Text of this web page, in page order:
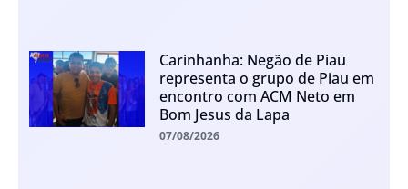
Carinhanha: Negão de Piau
representa o grupo de Piau em
encontro com ACM Neto em
Bom Jesus da Lapa
07/08/2026